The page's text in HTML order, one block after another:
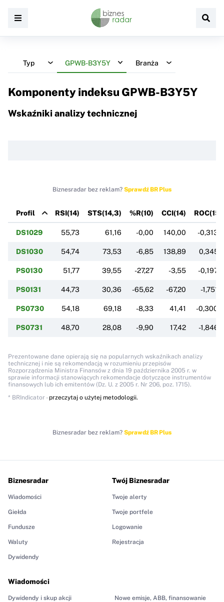
Typ GPWB-B3Y5Y Branża
Komponenty indeksu GPWB-B3Y5Y
Wskaźniki analizy technicznej
Biznesradar bez reklam? Sprawdź BR Plus
Profil RSI(14) STS(14,3) %R(10) CCI(14) ROC(15)
DS1029 55,73 61,16 -0,00 140,00 -0,3135
DS1030 54,74 73,53 -6,85 138,89 0,3452
PS0130 51,77 39,55 -27,27 -3,55 -0,1970
PS0131 44,73 30,36 -65,62 -67,20 -1,7518
PS0730 54,18 69,18 -8,33 41,41 -0,3006
PS0731 48,70 28,08 -9,90 17,42 -1,8462
Prezentowane dane opierają się na popularnych wskaźnikach analizy
technicznej i nie są rekomendacją w rozumieniu przepisów
Rozporządzenia Ministra Finansów z dnia 19 października 2005 r. w
sprawie informacji stanowiących rekomendacje dotyczące instrumentów
finansowych lub ich emitentów (Dz. U. z 2005 r. Nr 206, poz. 1715).
* BRIndicator - przeczytaj o użytej metodologii.
Biznesradar bez reklam? Sprawdź BR Plus
Biznesradar
Wiadomości
Giełda
Fundusze
Waluty
Dywidendy
Wiadomości
Dywidendy i skup akcji Nowe emisje, ABB, finansowanie
Twój Biznesradar
Twoje alerty
Twoje portfele
Logowanie
Rejestracja